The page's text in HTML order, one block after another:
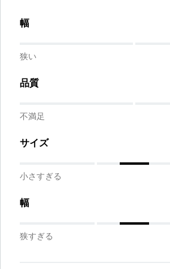
幅
狭い
品質
不満足
サイズ
小さすぎる
幅
狭すぎる